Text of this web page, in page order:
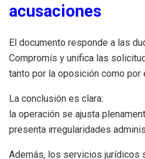
acusaciones
El documento responde a las
Compromís y unifica las
tanto por la oposición como por
La conclusión es clara:
la operación se ajusta
presenta irregularidades
Además, los servicios jurídicos